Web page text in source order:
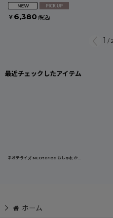
￥ 6,380 (税込)
1 /
最近チェックしたアイテム
ネオテライズ NEOterize おしゃれ かっこいい 作業着 作業服 秋冬 ニットデニム ストレッチ 長袖 ブルゾン ジャケット 8330
ホーム